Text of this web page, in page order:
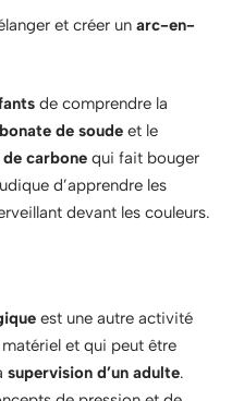
et créer un arc-en-
de comprendre la
de soude et le
carbone qui fait bouger
d’apprendre les
devant les couleurs.
est une autre activité
et qui peut être
supervision d’un adulte.